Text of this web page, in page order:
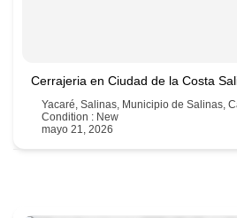
Cerrajeria en Ciudad de la Costa
Yacaré, Salinas, Municipio de Salinas,
Condition : New
mayo 21, 2026